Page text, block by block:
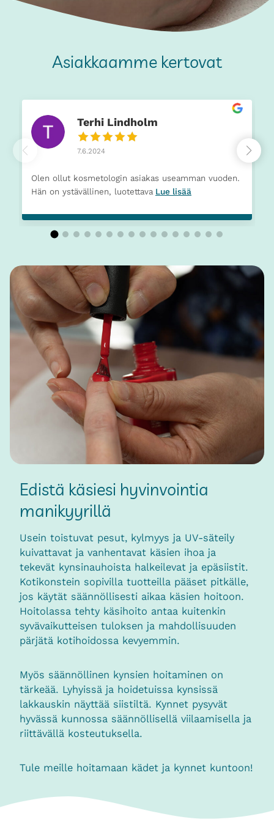
Asiakkaamme kertovat
Terhi Lindholm
7.6.2024
Olen ollut kosmetologin asiakas useamman vuoden.
Hän on ystävällinen, luotettava Lue lisää
Edistä käsiesi hyvinvointia
manikyyrillä
Usein toistuvat pesut, kylmyys ja UV-säteily
kuivattavat ja vanhentavat käsien ihoa ja
tekevät kynsinauhoista halkeilevat ja epäsiistit.
Kotikonstein sopivilla tuotteilla pääset pitkälle,
jos käytät säännöllisesti aikaa käsien hoitoon.
Hoitolassa tehty käsihoito antaa kuitenkin
syvävaikutteisen tuloksen ja mahdollisuuden
pärjätä kotihoidossa kevyemmin.
Myös säännöllinen kynsien hoitaminen on
tärkeää. Lyhyissä ja hoidetuissa kynsissä
lakkauskin näyttää siistiltä. Kynnet pysyvät
hyvässä kunnossa säännöllisellä viilaamisella ja
riittävällä kosteutuksella.
Tule meille hoitamaan kädet ja kynnet kuntoon!